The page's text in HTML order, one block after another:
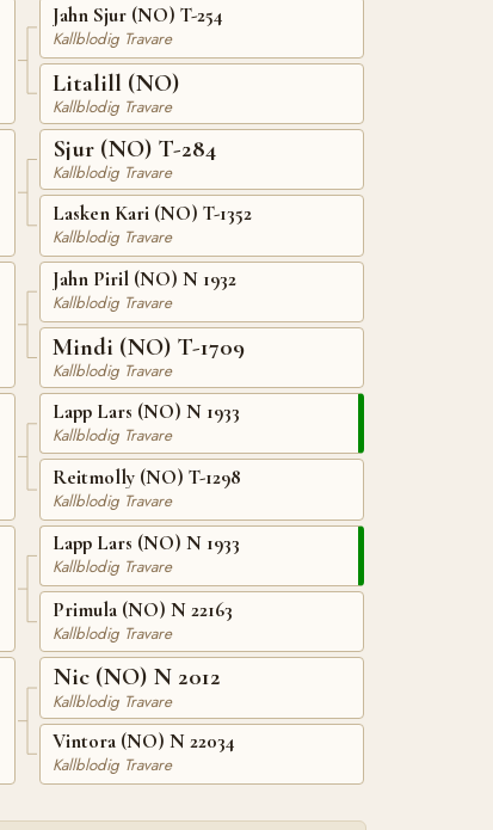
Jahn Sjur (NO) T-254
Kallblodig Travare
Litalill (NO)
Kallblodig Travare
Sjur (NO) T-284
Kallblodig Travare
Lasken Kari (NO) T-1352
Kallblodig Travare
Jahn Piril (NO) N 1932
Kallblodig Travare
Mindi (NO) T-1709
Kallblodig Travare
Lapp Lars (NO) N 1933
Kallblodig Travare
Reitmolly (NO) T-1298
Kallblodig Travare
Lapp Lars (NO) N 1933
Kallblodig Travare
Primula (NO) N 22163
Kallblodig Travare
Nic (NO) N 2012
Kallblodig Travare
Vintora (NO) N 22034
Kallblodig Travare